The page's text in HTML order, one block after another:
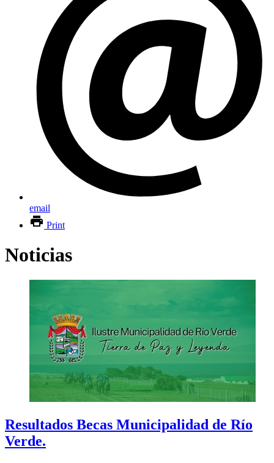
email
Print
Noticias
Resultados Becas Municipalidad de Río
Verde.